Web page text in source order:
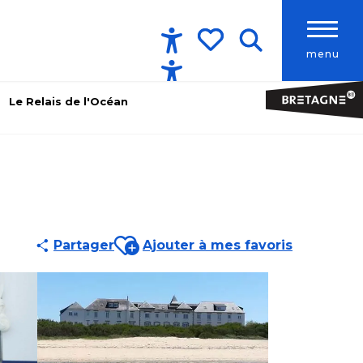
menu
Accessibilité
Le Relais de l'Océan
PartagerAjouter aux favoris
Ajouter à mes favoris